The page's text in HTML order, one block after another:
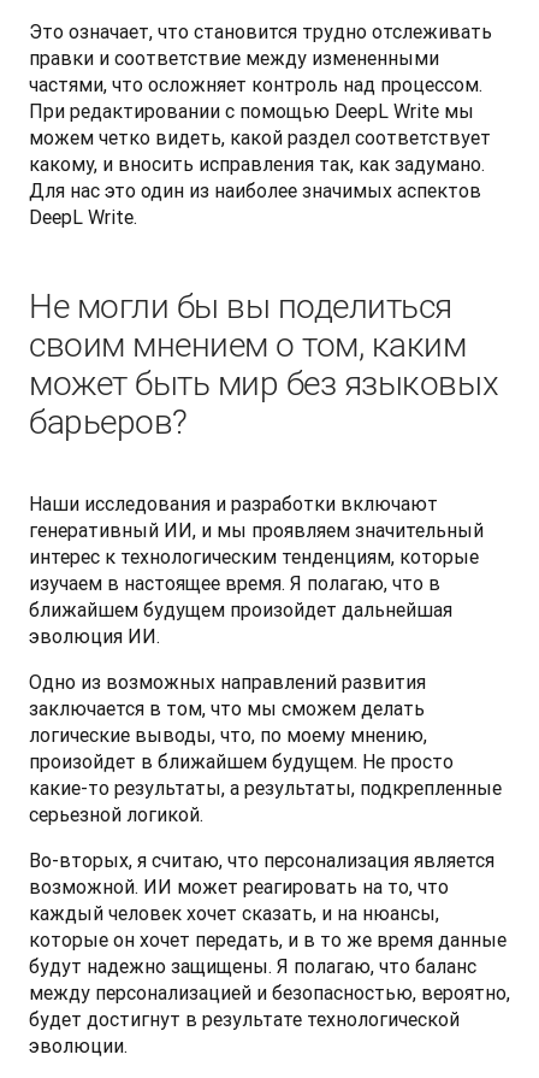
Это означает, что становится трудно отслеживать
правки и соответствие между измененными
частями, что осложняет контроль над процессом.
При редактировании с помощью DeepL Write мы
можем четко видеть, какой раздел соответствует
какому, и вносить исправления так, как задумано.
Для нас это один из наиболее значимых аспектов
DeepL Write.
Не могли бы вы поделиться
своим мнением о том, каким
может быть мир без языковых
барьеров?
Наши исследования и разработки включают
генеративный ИИ, и мы проявляем значительный
интерес к технологическим тенденциям, которые
изучаем в настоящее время. Я полагаю, что в
ближайшем будущем произойдет дальнейшая
эволюция ИИ.
Одно из возможных направлений развития
заключается в том, что мы сможем делать
логические выводы, что, по моему мнению,
произойдет в ближайшем будущем. Не просто
какие-то результаты, а результаты, подкрепленные
серьезной логикой.
Во-вторых, я считаю, что персонализация является
возможной. ИИ может реагировать на то, что
каждый человек хочет сказать, и на нюансы,
которые он хочет передать, и в то же время данные
будут надежно защищены. Я полагаю, что баланс
между персонализацией и безопасностью, вероятно,
будет достигнут в результате технологической
эволюции.